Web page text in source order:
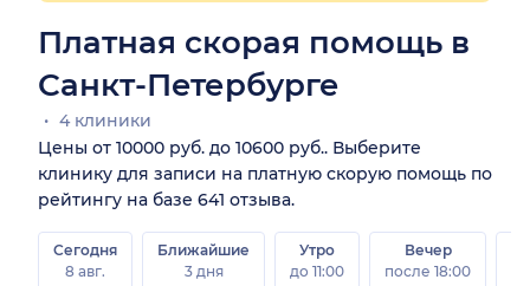
Платная скорая помощь в
Санкт-Петербурге
4 клиники
Цены от 10000 руб. до 10600 руб.. Выберите
клинику для записи на платную скорую помощь по
рейтингу на базе 641 отзыва.
Сегодня
8 авг.
Ближайшие
3 дня
Утро
до 11:00
Вечер
после 18:00